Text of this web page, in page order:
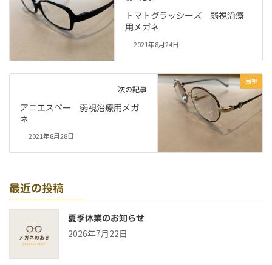
トマトグラッシーズ 弱視治療
用メガネ
2021年8月24日
弱視
次の記事
アニエスベー 弱視治療用メガ
ネ
2021年8月28日
最近の投稿
夏季休業のお知らせ
2026年7月22日